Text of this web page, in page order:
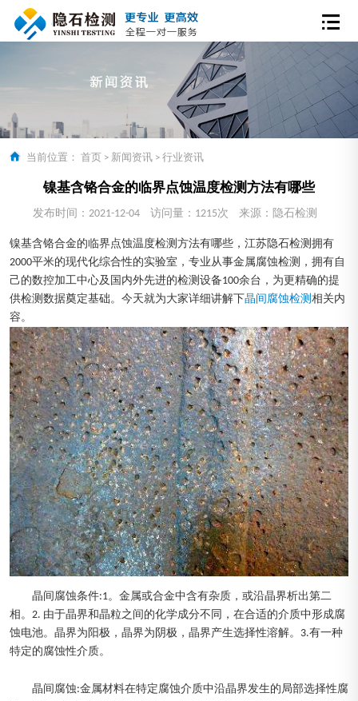
当前位置： 首页 > 新闻资讯 > 行业资讯
镍基含铬合金的临界点蚀温度检测方法有哪些
发布时间：2021-12-04 访问量：1215次 来源：隐石检测
镍基含铬合金的临界点蚀温度检测方法有哪些，江苏隐石检测拥有
2000平米的现代化综合性的实验室，专业从事金属腐蚀检测，拥有自
己的数控加工中心及国内外先进的检测设备100余台，为更精确的提
供检测数据奠定基础。今天就为大家详细讲解下晶间腐蚀检测 相关内
容。
晶间腐蚀条件:1。金属或合金中含有杂质，或沿晶界析出第二
相。2. 由于晶界和晶粒之间的化学成分不同，在合适的介质中形成腐
蚀电池。晶界为阳极，晶界为阴极，晶界产生选择性溶解。3.有一种
特定的腐蚀性介质。
晶间腐蚀:金属材料在特定腐蚀介质中沿晶界发生的局部选择性腐